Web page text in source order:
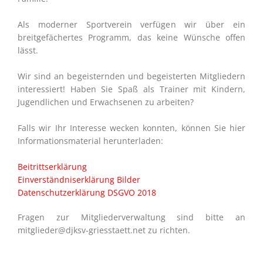
Als moderner Sportverein verfügen wir über ein
breitgefächertes Programm, das keine Wünsche offen
lässt.
Wir sind an begeisternden und begeisterten Mitgliedern
interessiert! Haben Sie Spaß als Trainer mit Kindern,
Jugendlichen und Erwachsenen zu arbeiten?
Falls wir Ihr Interesse wecken konnten, können Sie hier
Informationsmaterial herunterladen:
Beitrittserklärung
Einverständniserklärung Bilder
Datenschutzerklärung DSGVO 2018
Fragen zur Mitgliederverwaltung sind bitte an
mitglieder@djksv-griesstaett.net zu richten.